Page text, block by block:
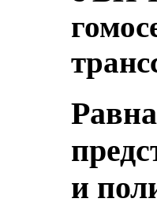
и